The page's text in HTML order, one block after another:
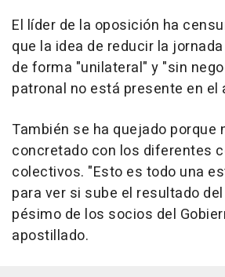
El líder de la oposición ha
que la idea de reducir la
de forma "unilateral" y "sin
patronal no está presente en el
También se ha quejado porque
concretado con los diferentes
colectivos. "Esto es todo una
para ver si sube el resultado
pésimo de los socios del
apostillado.